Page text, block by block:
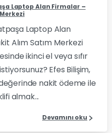
Laptop Alan Firmalar –
Laptop Alan
Alım Satım Merkezi
ikinci el veya sıfır
Efes Bilişim,
nakit ödeme ile
almak...
Devamını oku